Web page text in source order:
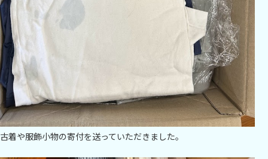
古着や服飾小物の寄付を送っていただきました。